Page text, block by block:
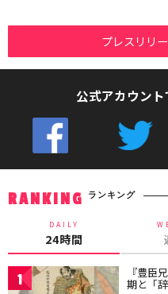
プレスリリ
公式アカウント
RANKING ランキング
DAILY
24時間
1 『豊臣
期と「